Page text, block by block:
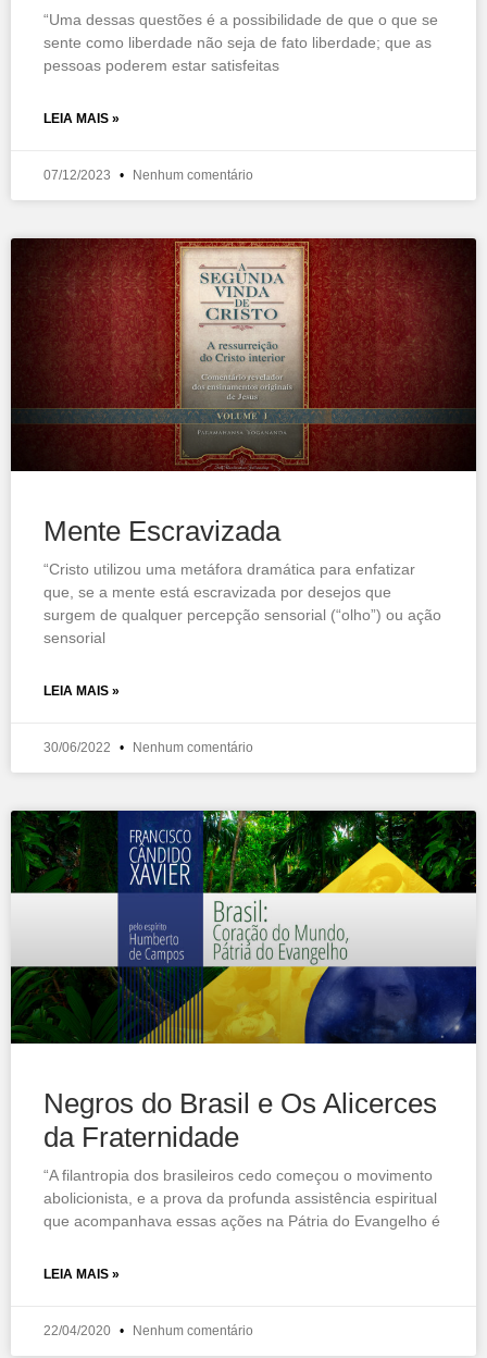
“Uma dessas questões é a possibilidade de que o que se
sente como liberdade não seja de fato liberdade; que as
pessoas poderem estar satisfeitas
LEIA MAIS »
07/12/2023 Nenhum comentário
Mente Escravizada
“Cristo utilizou uma metáfora dramática para enfatizar
que, se a mente está escravizada por desejos que
surgem de qualquer percepção sensorial (“olho”) ou ação
sensorial
LEIA MAIS »
30/06/2022 Nenhum comentário
Negros do Brasil e Os Alicerces
da Fraternidade
“A filantropia dos brasileiros cedo começou o movimento
abolicionista, e a prova da profunda assistência espiritual
que acompanhava essas ações na Pátria do Evangelho é
LEIA MAIS »
22/04/2020 Nenhum comentário